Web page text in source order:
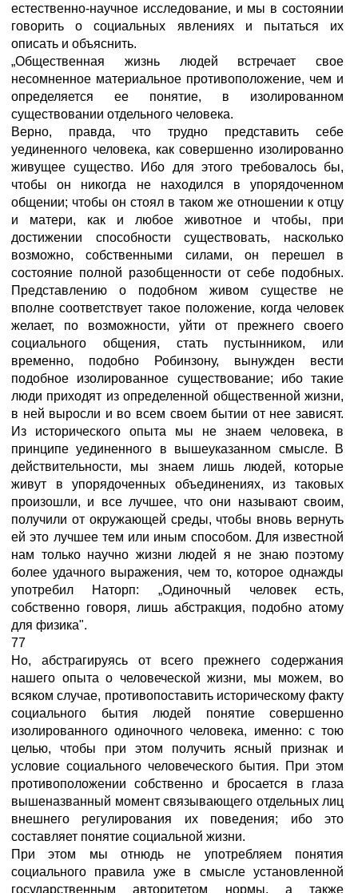
естественно-научное исследование, и мы в состоянии
говорить о социальных явлениях и пытаться их
описать и объяснить.
„Общественная жизнь людей встречает свое
несомненное материальное противоположение, чем и
определяется ее понятие, в изолированном
существовании отдельного человека.
Верно, правда, что трудно представить себе
уединенного человека, как совершенно изолированно
живущее существо. Ибо для этого требовалось бы,
чтобы он никогда не находился в упорядоченном
общении; чтобы он стоял в таком же отношении к отцу
и матери, как и любое животное и чтобы, при
достижении способности существовать, насколько
возможно, собственными силами, он перешел в
состояние полной разобщенности от себе подобных.
Представлению о подобном живом существе не
вполне соответствует такое положение, когда человек
желает, по возможности, уйти от прежнего своего
социального общения, стать пустынником, или
временно, подобно Робинзону, вынужден вести
подобное изолированное существование; ибо такие
люди приходят из определенной общественной жизни,
в ней выросли и во всем своем бытии от нее зависят.
Из исторического опыта мы не знаем человека, в
принципе уединенного в вышеуказанном смысле. В
действительности, мы знаем лишь людей, которые
живут в упорядоченных объединениях, из таковых
произошли, и все лучшее, что они называют своим,
получили от окружающей среды, чтобы вновь вернуть
ей это лучшее тем или иным способом. Для известной
нам только научно жизни людей я не знаю поэтому
более удачного выражения, чем то, которое однажды
употребил Наторп: „Одиночный человек есть,
собственно говоря, лишь абстракция, подобно атому
для физика".
77
Но, абстрагируясь от всего прежнего содержания
нашего опыта о человеческой жизни, мы можем, во
всяком случае, противопоставить историческому факту
социального бытия людей понятие совершенно
изолированного одиночного человека, именно: с тою
целью, чтобы при этом получить ясный признак и
условие социального человеческого бытия. При этом
противоположении собственно и бросается в глаза
вышеназванный момент связывающего отдельных лиц
внешнего регулирования их поведения; ибо это
составляет понятие социальной жизни.
При этом мы отнюдь не употребляем понятия
социального правила уже в смысле установленной
государственным авторитетом нормы, а также